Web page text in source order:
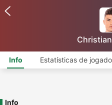
Info Estatísticas de
Info